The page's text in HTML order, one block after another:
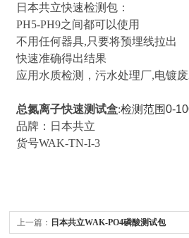
日本共立快速检测包：
PH5-PH9之间都可以使用
不用任何器具,只要将预埋线拉出
快速准确得出结果
应用水质检测，污水处理厂,电镀废
总氮离子快速测试盒:检测范围0-
品牌：日本共立
货号WAK-TN-I-3
上一篇： 日本共立WAK-PO4磷酸测试包